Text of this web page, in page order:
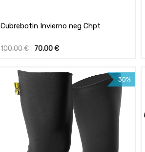
Cubrebotin Invierno neg Chpt
100,00€ 70,00€
30%